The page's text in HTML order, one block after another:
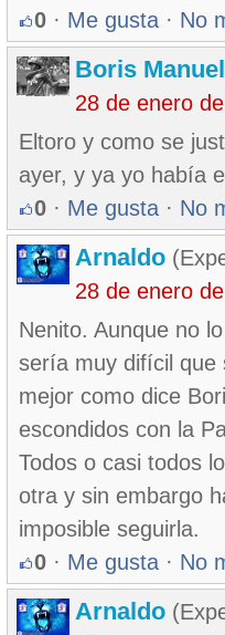
0 · Me gusta · No
Boris
28 de enero
Eltoro y como se
ayer, y ya yo había
0 · Me gusta · No
Arnaldo
28 de enero
Nenito. Aunque no
sería muy difícil que
mejor como dice
escondidos con la
Todos o casi todos
otra y sin embargo
imposible seguirla.
0 · Me gusta · No
Arnaldo